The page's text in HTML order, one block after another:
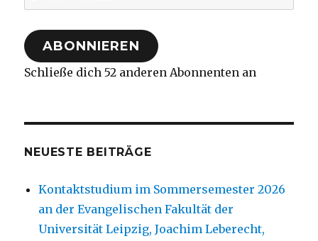
Mail-
Adresse
ABONNIEREN
Schließe dich 52 anderen Abonnenten an
NEUESTE BEITRÄGE
Kontaktstudium im Sommersemester 2026
an der Evangelischen Fakultät der
Universität Leipzig, Joachim Leberecht,